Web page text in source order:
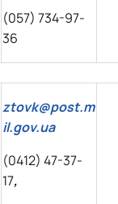
(057) 734-97-
36
ztovk@post.m
il.gov.ua
(0412) 47-37-
17,